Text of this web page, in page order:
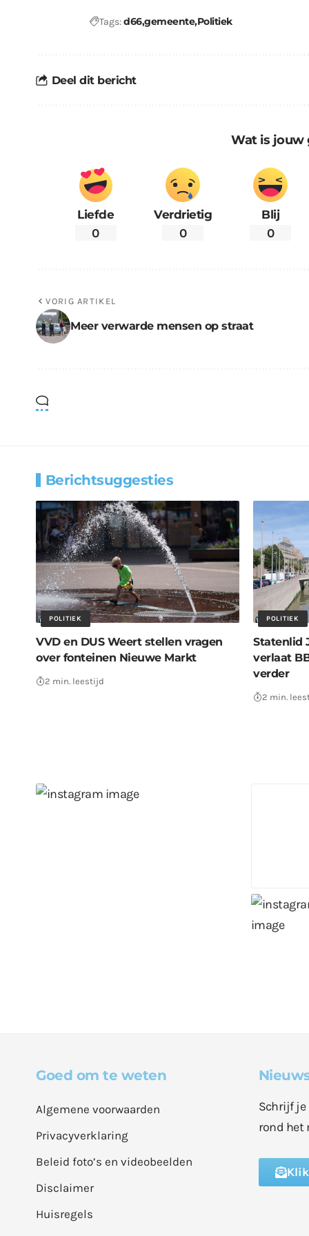
Tags:d66gemeentePolitiek
Deel dit bericht
Wat is jouw
Liefde
0
Verdrietig
0
Blij
0
VORIG ARTIKEL
Meer verwarde mensen op straat
Berichtsuggesties
POLITIEK
VVD en DUS Weert stellen vragen
over fonteinen Nieuwe Markt
2 min. leestijd
POLITIEK
Statenlid
verlaat
verder
2 min.
Goed om te weten
Algemene voorwaarden
Privacyverklaring
Beleid foto’s en videobeelden
Disclaimer
Huisregels
Schrijf je
rond het